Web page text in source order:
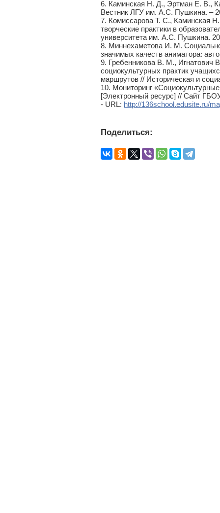
6. Каминская Н. Д., Эртман Е. В.,
Вестник ЛГУ им. А.С. Пушкина. –
7. Комиссарова Т. С., Каминская
творческие практики в
университета им. А.С. Пушкина.
8. Миннехаметова И. М.
значимых качеств аниматора:
9. Гребенникова В. М., Игнатович
социокультурных практик
маршрутов // Историческая и
10. Мониторинг
[Электронный ресурс] // Сайт
- URL: http://136school.edusite.ru/
Поделиться: